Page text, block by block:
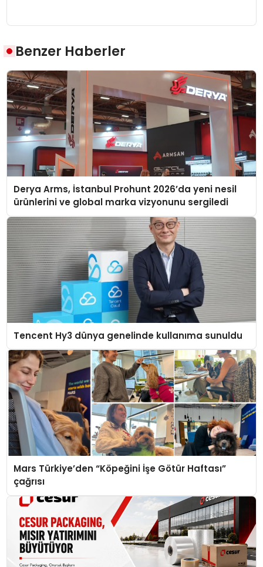
Benzer Haberler
Derya Arms, İstanbul Prohunt 2026’da yeni nesil
ürünlerini ve global marka vizyonunu sergiledi
Tencent Hy3 dünya genelinde kullanıma sunuldu
Mars Türkiye’den “Köpeğini İşe Götür Haftası”
çağrısı